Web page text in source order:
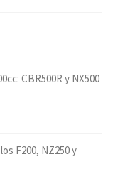
CBR500R y NX500
F200, NZ250 y